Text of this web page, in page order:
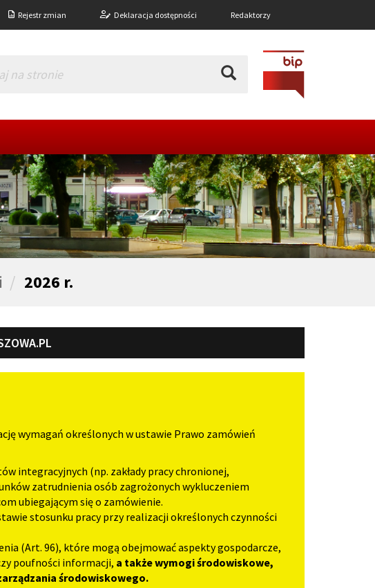
Rejestr zmian Deklaracja dostępności Redaktorzy
2026 r.
wymagań określonych w ustawie Prawo zamówień
integracyjnych (np. zakłady pracy chronionej,
zatrudnienia osób zagrożonych wykluczeniem
ubiegającym się o zamówienie.
stosunku pracy przy realizacji określonych czynności
(Art. 96), które mogą obejmować aspekty gospodarcze,
poufności informacji, a także wymogi środowiskowe,
środowiskowego.